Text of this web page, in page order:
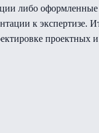
либо
к экспертизе.
проектных